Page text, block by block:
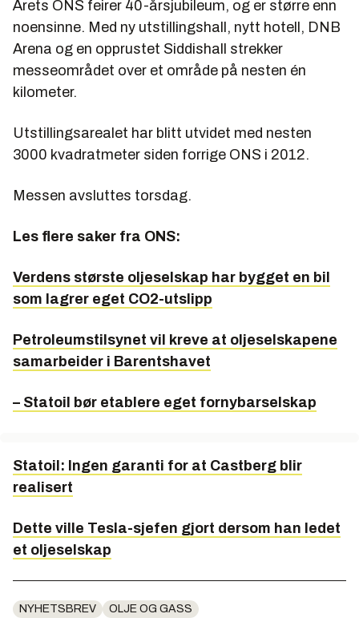
Årets ONS feirer 40-årsjubileum, og er større enn
noensinne. Med ny utstillingshall, nytt hotell, DNB
Arena og en opprustet Siddishall strekker
messeområdet over et område på nesten én
kilometer.
Utstillingsarealet har blitt utvidet med nesten
3000 kvadratmeter siden forrige ONS i 2012.
Messen avsluttes torsdag.
Les flere saker fra ONS:
Verdens største oljeselskap har bygget en bil
som lagrer eget CO2-utslipp
Petroleumstilsynet vil kreve at oljeselskapene
samarbeider i Barentshavet
– Statoil bør etablere eget fornybarselskap
Statoil: Ingen garanti for at Castberg blir
realisert
Dette ville Tesla-sjefen gjort dersom han ledet
et oljeselskap
NYHETSBREV OLJE OG GASS